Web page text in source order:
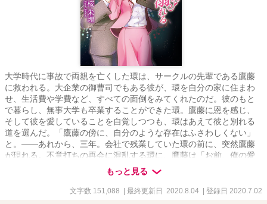
大学時代に事故で両親を亡くした環は、サークルの先輩である鷹藤
に救われる。大企業の御曹司でもある彼が、環を自分の家に住まわ
せ、生活費や学費など、すべての面倒をみてくれたのだ。彼のもと
で暮らし、無事大学も卒業することができた環。鷹藤に恩を感じ、
そして彼を愛していることを自覚しつつも、環はあえて彼と別れる
道を選んだ。「鷹藤の傍に、自分のような存在はふさわしくない」
と。――あれから、三年。会社で残業していた環の前に、突然鷹藤
が現れる。不意打ちの再会に混乱する環に、鷹藤は「お前、俺の愛
人になれ」という、不埒すぎる命令を告げてきて……
もっと見る
文字数 151,088 | 最終更新日 2020.8.04 | 登録日 2020.7.02